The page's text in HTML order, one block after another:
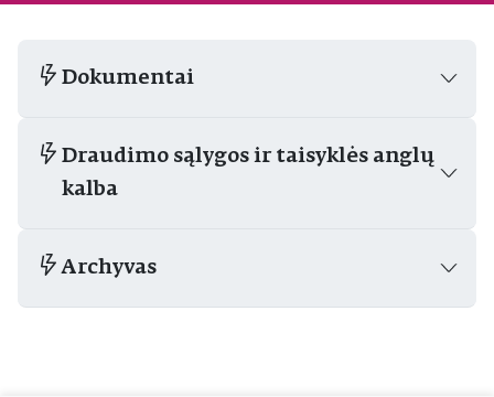
Dokumentai
Draudimo sąlygos ir taisyklės anglų
kalba
Archyvas